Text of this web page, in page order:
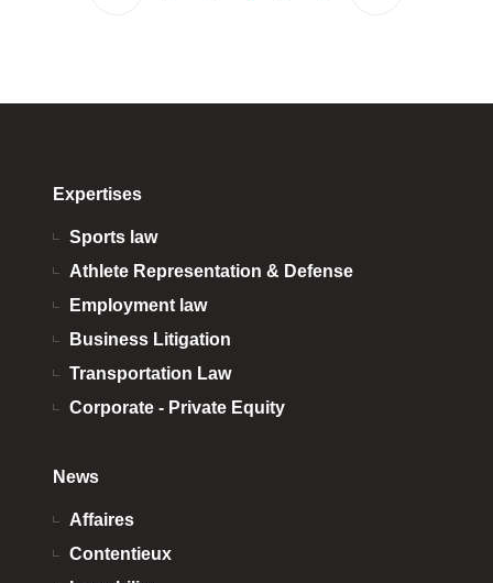
Expertises
Sports law
Athlete Representation & Defense
Employment law
Business Litigation
Transportation Law
Corporate - Private Equity
News
Affaires
Contentieux